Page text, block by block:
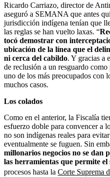
Ricardo Carriazo, director de
aseguró a SEMANA que antes
jurisdicción indígena tenían que
las reglas se han vuelto laxas. “
tocó demostrar con
ubicación de la línea que el
ni cerca del cabildo. Y gracias a
de reclusión a un resguardo
uno de los más preocupados con
muchos casos.
Los colados
Como en el anterior, la Fiscalía
esfuerzo doble para convencer a
no son indígenas reales para
eventualmente se fuguen. Sin
millonarios negocios no se dan
las herramientas que permite el
procesos hasta la Corte Suprema